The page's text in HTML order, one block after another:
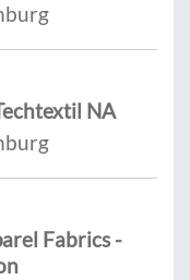
NA
Fabrics -